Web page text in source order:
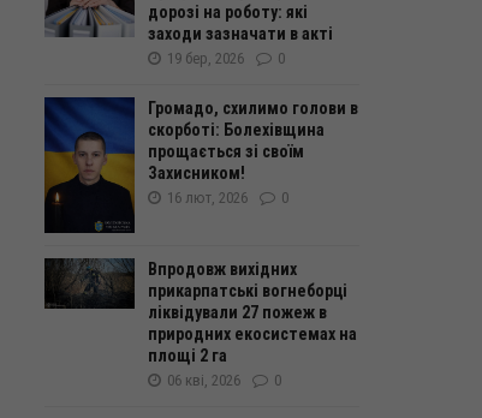
дорозі на роботу: які
заходи зазначати в акті
19 бер, 2026 0
Громадо, схилимо голови в
скорботі: Болехівщина
прощається зі своїм
Захисником!
16 лют, 2026 0
Впродовж вихідних
прикарпатські вогнеборці
ліквідували 27 пожеж в
природних екосистемах на
площі 2 га
06 кві, 2026 0